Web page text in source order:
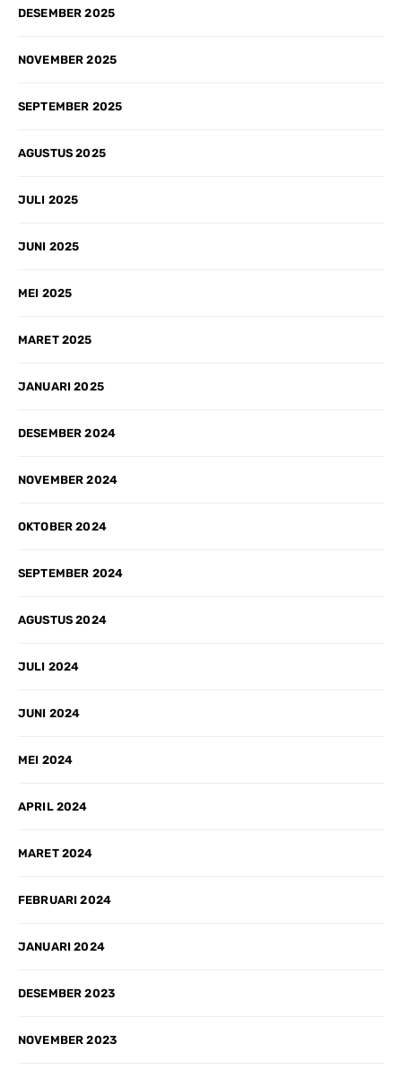
DESEMBER 2025
NOVEMBER 2025
SEPTEMBER 2025
AGUSTUS 2025
JULI 2025
JUNI 2025
MEI 2025
MARET 2025
JANUARI 2025
DESEMBER 2024
NOVEMBER 2024
OKTOBER 2024
SEPTEMBER 2024
AGUSTUS 2024
JULI 2024
JUNI 2024
MEI 2024
APRIL 2024
MARET 2024
FEBRUARI 2024
JANUARI 2024
DESEMBER 2023
NOVEMBER 2023